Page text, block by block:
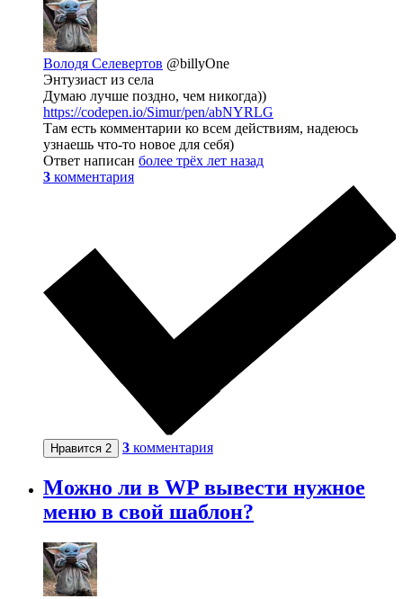
Володя Селевертов @billyOne
Энтузиаст из села
Думаю лучше поздно, чем никогда))
https://codepen.io/Simur/pen/abNYRLG
Там есть комментарии ко всем действиям, надеюсь
узнаешь что-то новое для себя)
Ответ написан более трёх лет назад
3 комментария
Нравится 2 3 комментария
Можно ли в WP вывести нужное
меню в свой шаблон?